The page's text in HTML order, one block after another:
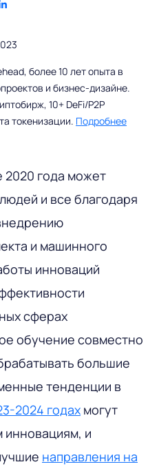
более 10 лет опыта в
и бизнес-дизайне.
10+ DeFi/P2P
токенизации. Подробнее
года может
и все благодаря
и машинного
инноваций
сферах
обучение совместно
большие
тенденции в
2024 годах могут
инновациям, и
направления на